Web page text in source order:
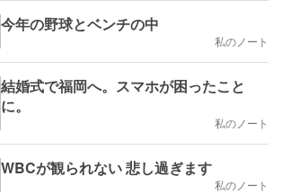
今年の野球とベンチの中
私のノート
結婚式で福岡へ。スマホが困ったこと
に。
私のノート
WBCが観られない 悲し過ぎます
私のノート